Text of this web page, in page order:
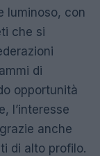
luminoso, con
che si
di
opportunità
l’interesse
anche
di alto profilo.